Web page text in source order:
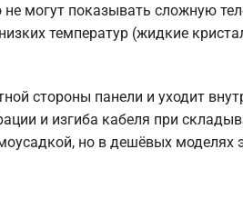
могут показывать сложную
температур (жидкие
стороны панели и уходит
и изгиба кабеля при
но в дешёвых моделях